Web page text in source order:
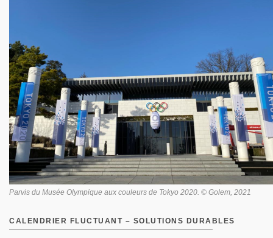
Parvis du Musée Olympique aux couleurs de Tokyo 2020. © Golem, 2021
CALENDRIER FLUCTUANT – SOLUTIONS DURABLES